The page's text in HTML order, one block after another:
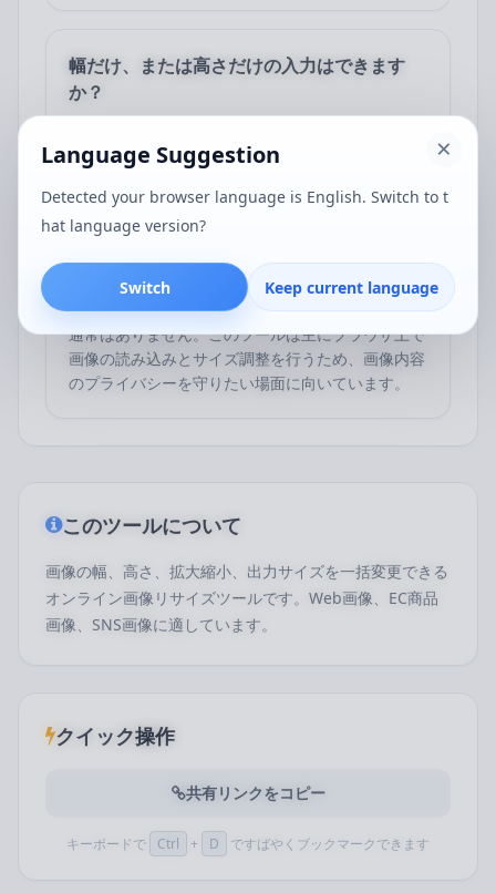
幅だけ、または高さだけの入力はできます
か？
を保ったままもう一方のサイズが自動計算されるた
画像サイズ調整時にサーバーへアップロード
されますか？
通常はありません。このツールは主にブラウザ上で
画像の読み込みとサイズ調整を行うため、画像内容
のプライバシーを守りたい場面に向いています。
このツールについて
画像の幅、高さ、拡大縮小、出力サイズを一括変更できる
オンライン画像リサイズツールです。Web画像、EC商品
画像、SNS画像に適しています。
クイック操作
共有リンクをコピー
キーボードで Ctrl + D ですばやくブックマークできます
Language Suggestion
Detected your browser language is English. Switch to t
hat language version?
Switch Keep current language